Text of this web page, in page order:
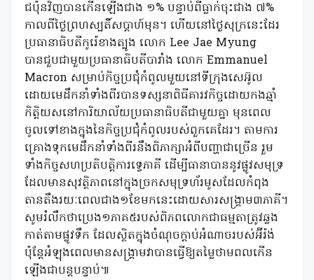
ជប៉ុនវិញបានកើនឡើងជាង ១% បន្ទាប់ពីធ្លាក់ចុះជាង ៧%
កាលពីថ្ងៃព្រហស្បតិ៍សប្តាហ៍មុន។ ហើយនៅថ្ងៃសុក្រនេះដែរ
ប្រធានាធិបតីកូរ៉េខាងត្បូង លោក Lee Jae Myung
បានជួបជាមួយប្រធានាធិបតីបារាំង លោក Emmanuel
Macron សម្រាប់កិច្ចប្រជុំកំពូលមួយនៅទីក្រុងសេអ៊ូល
ដោយមេដឹកនាំទាំងពីរបានទស្សនាពិធីគារវកិច្ចដោយកងឆ្មាំ
កិត្តិយសនៅការិយាល័យប្រធានាធិបតីជាមួយគ្នា មុនពេល
ចូលទៅខាងក្នុងនៃកិច្ចប្រជុំកំពូលរបស់ពួកគេដែរ។ តាមការ
គ្រោងទុកមេដឹកនាំទាំងពីរនឹងពិភាក្សាអំពីបញ្ហាជាច្រើន រួម
ទាំងកិច្ចសហប្រតិបត្តិការទ្វេភាគី ដើម្បីធានាបាននូវផ្លូវសមុទ្រ
ដែលមានសុវត្ថិភាពនៅក្នុងច្រកសមុទ្រហ័រមូសដែលកំពុង
តានតឹងរយៈពេលជាង១ខែមកនេះដោយសារសង្រ្គាម៣ភាគី។
សូមរំលឹកថាប្រេង១ភាគ៥របស់ពិភពលោកជាធម្មតាត្រូវឆ្លង
កាត់តាមផ្លូវទឹក ដែលស្ថិតក្នុងចំណុចក្តាប់អំណាចរបស់អ៊ីរ៉ង់
ប៉ុន្តែអំឡុងពេលមានសង្គ្រាមវាបានធ្វើឱ្យតម្លៃថាមពលកើន
ឡើងជាបន្តបន្ទាប់៕